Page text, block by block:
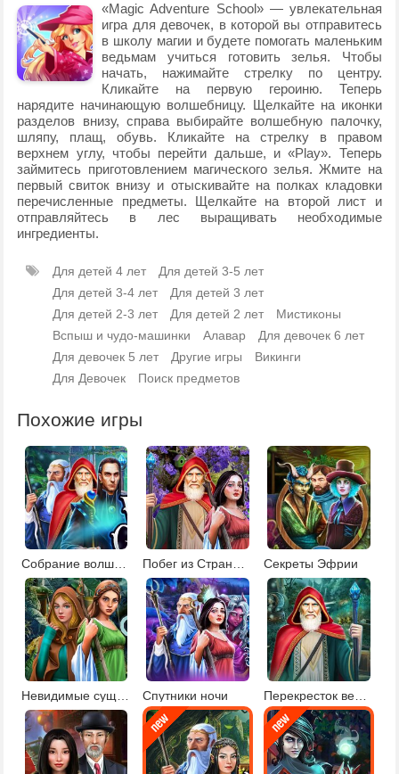
«Magic Adventure School» — увлекательная
игра для девочек, в которой вы отправитесь
в школу магии и будете помогать маленьким
ведьмам учиться готовить зелья. Чтобы
начать, нажимайте стрелку по центру.
Кликайте на первую героиню. Теперь
нарядите начинающую волшебницу. Щелкайте на иконки
разделов внизу, справа выбирайте волшебную палочку,
шляпу, плащ, обувь. Кликайте на стрелку в правом
верхнем углу, чтобы перейти дальше, и «Play». Теперь
займитесь приготовлением магического зелья. Жмите на
первый свиток внизу и отыскивайте на полках кладовки
перечисленные предметы. Щелкайте на второй лист и
отправляйтесь в лес выращивать необходимые
ингредиенты.
Для детей 4 лет
Для детей 3-5 лет
Для детей 3-4 лет
Для детей 3 лет
Для детей 2-3 лет
Для детей 2 лет
Мистиконы
Вспыш и чудо-машинки
Алавар
Для девочек 6 лет
Для девочек 5 лет
Другие игры
Викинги
Для Девочек
Поиск предметов
Похожие игры
Собрание волшебников Секреты Эфрии
Спутники ночи Перекресток ведьм